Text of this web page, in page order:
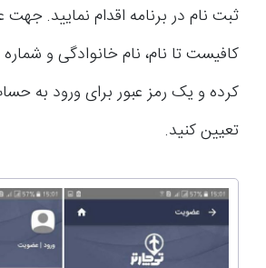
ثبت نام در برنامه اقدام نمایید.
کافیست تا نام، نام خانوادگی و
کرده و یک رمز عبور برای ورود به
تعیین کنید.